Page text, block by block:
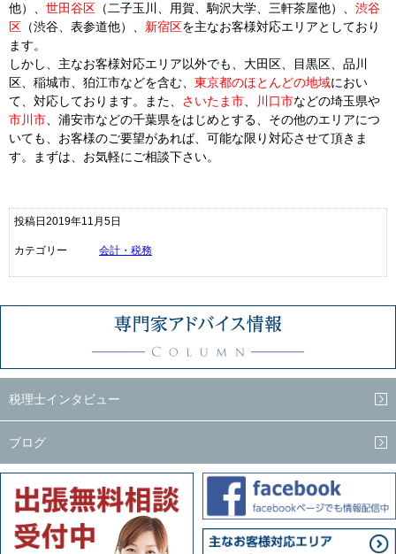
他）、 世田谷区 （二子玉川、用賀、駒沢大学、三軒茶屋他）、 渋谷
区 （渋谷、表参道他）、 新宿区を主なお客様対応エリアとしており
ます。
しかし、主なお客様対応エリア以外でも、大田区、目黒区、品川
区、稲城市、狛江市などを含む、 東京都のほとんどの地域におい
て、対応しております。また、 さいたま市、 川口市などの埼玉県や
市川市、浦安市などの千葉県をはじめとする、その他のエリアにつ
いても、お客様のご要望があれば、可能な限り対応させて頂きま
す。まずは、お気軽にご相談下さい。
投稿日2019年11月5日
カテゴリー 会計・税務
税理士インタビュー
ブログ